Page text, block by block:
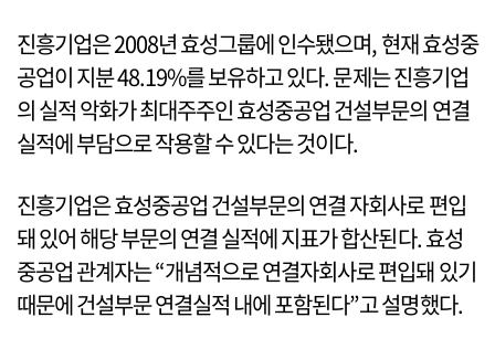
진흥기업은 2008년 효성그룹에 인수됐으며, 현재 효성중
공업이 지분 48.19%를 보유하고 있다. 문제는 진흥기업
의 실적 악화가 최대주주인 효성중공업 건설부문의 연결
실적에 부담으로 작용할 수 있다는 것이다.
진흥기업은 효성중공업 건설부문의 연결 자회사로 편입
돼 있어 해당 부문의 연결 실적에 지표가 합산된다. 효성
중공업 관계자는 “개념적으로 연결자회사로 편입돼 있기
때문에 건설부문 연결실적 내에 포함된다”고 설명했다.